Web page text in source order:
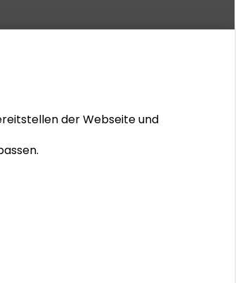
der Webseite und